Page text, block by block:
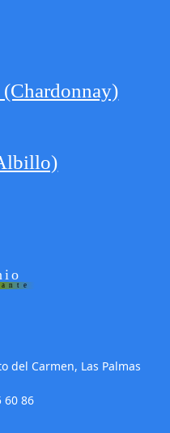
del Carmen, Las Palmas
60 86